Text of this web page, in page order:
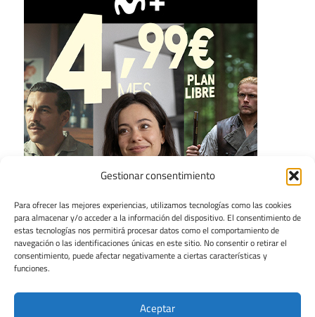
Gestionar consentimiento
Para ofrecer las mejores experiencias, utilizamos tecnologías como las cookies
para almacenar y/o acceder a la información del dispositivo. El consentimiento de
estas tecnologías nos permitirá procesar datos como el comportamiento de
navegación o las identificaciones únicas en este sitio. No consentir o retirar el
consentimiento, puede afectar negativamente a ciertas características y
funciones.
Aceptar